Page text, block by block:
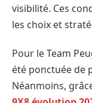
visibilité. Ces
les choix et
Pour le Team
été ponctuée de
Néanmoins,